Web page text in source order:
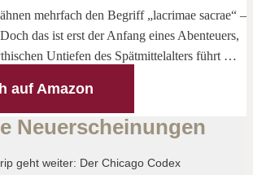
mehrfach den Begriff „lacrimae sacrae“ –
das ist erst der Anfang eines Abenteuers,
Untiefen des Spätmittelalters führt …
auf Amazon
Neuerscheinungen
geht weiter: Der Chicago Codex